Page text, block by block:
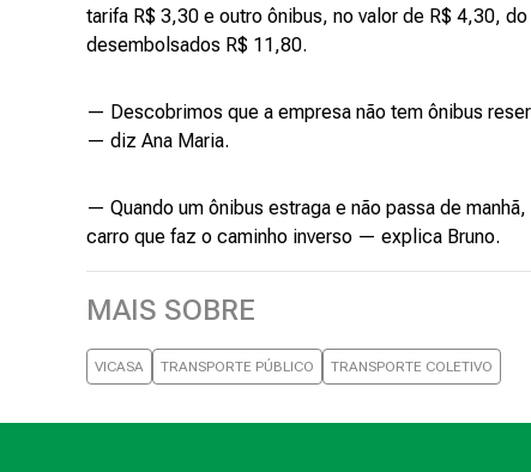
tarifa R$ 3,30 e outro ônibus, no valor de R$ 4,30,
desembolsados R$ 11,80.
— Descobrimos que a empresa não tem ônibus
— diz Ana Maria.
— Quando um ônibus estraga e não passa de
carro que faz o caminho inverso — explica Bruno.
MAIS SOBRE
VICASA TRANSPORTE PÚBLICO TRANSPORTE COLETIVO